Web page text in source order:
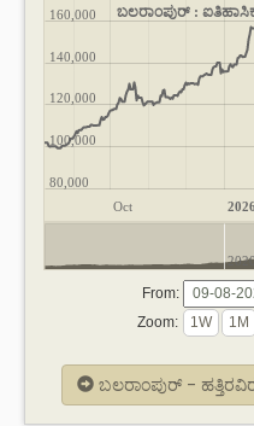
ಬಲರಾಂಪುರ್ :
Oct 2026
80,000
100,000
120,000
140,000
160,000
From:
Zoom:
ಬಲರಾಂಪುರ್ -